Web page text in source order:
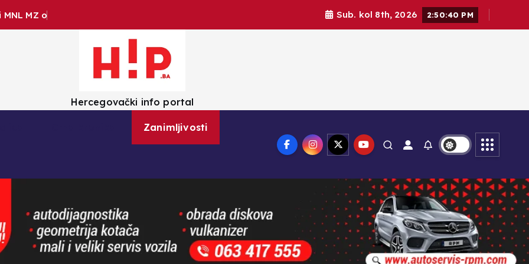
i MNL MZ o Sub. kol 8th, 2026 2:50:42 PM
Hercegovački info portal
Zanimljivosti